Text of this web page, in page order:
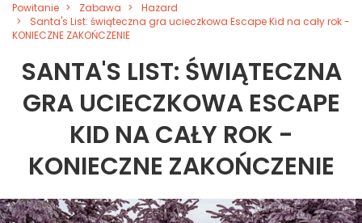
Powitanie Zabawa
Hazard
Santa's List: świąteczna gra ucieczkowa Escape Kid na cały rok -
KONIECZNE ZAKOŃCZENIE
SANTA'S LIST: ŚWIĄTECZNA
GRA UCIECZKOWA ESCAPE
KID NA CAŁY ROK -
KONIECZNE ZAKOŃCZENIE